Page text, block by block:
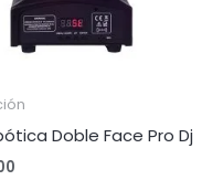
Doble Face Pro Dj